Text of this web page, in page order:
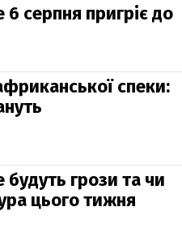
6 серпня пригріє до
спеки:
будуть грози та чи
цього тижня